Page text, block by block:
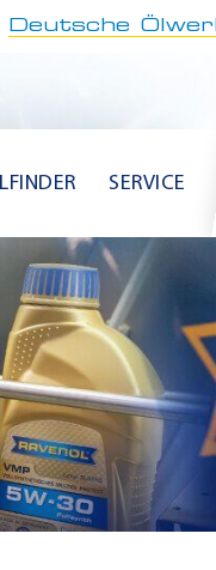
Deutsche
SERVICE